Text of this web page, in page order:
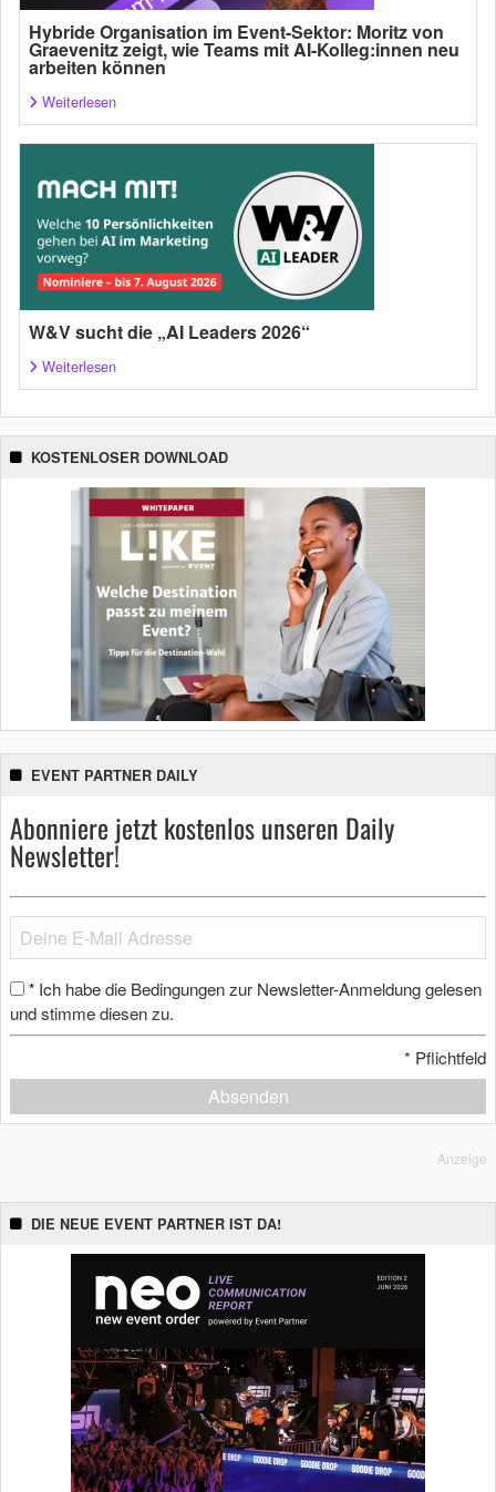
Hybride Organisation im Event-Sektor: Moritz von
Graevenitz zeigt, wie Teams mit AI-Kolleg:innen neu
arbeiten können
Weiterlesen
W&V sucht die „AI Leaders 2026“
Weiterlesen
KOSTENLOSER DOWNLOAD
EVENT PARTNER DAILY
Abonniere jetzt kostenlos unseren Daily
Newsletter!
* Ich habe die Bedingungen zur Newsletter-Anmeldung gelesen
und stimme diesen zu.
* Pflichtfeld
Absenden
Anzeige
DIE NEUE EVENT PARTNER IST DA!